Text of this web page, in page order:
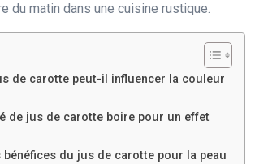
du matin dans une cuisine rustique.
de carotte peut-il influencer la couleur
de jus de carotte boire pour un effet
bénéfices du jus de carotte pour la peau